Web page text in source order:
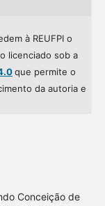
à REUFPI o
licenciado sob a
que permite o
da autoria e
Conceição de